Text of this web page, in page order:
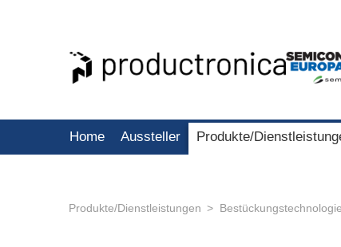
Home Aussteller Produkte/
Produkte/Dienstleistungen Bestückungstechnologie